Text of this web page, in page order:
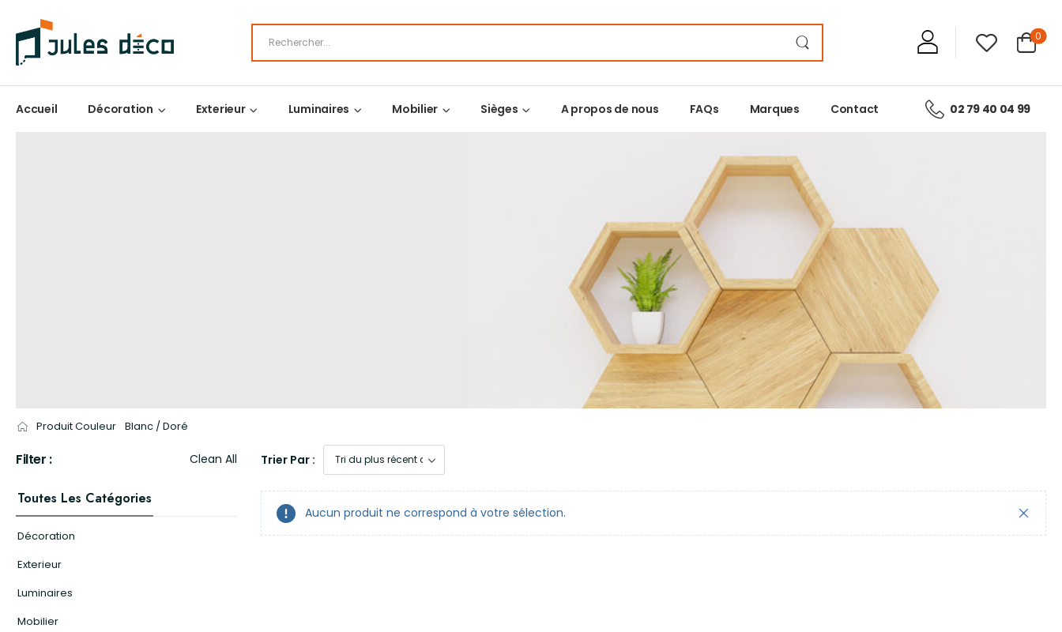
0
Accueil Décoration Exterieur Luminaires Mobilier Sièges A propos de nous FAQs Marques Contact 02 79 40 04 99
Produit Couleur Blanc / Doré
Filter : Clean All
Toutes Les Catégories
Décoration
Exterieur
Luminaires
Mobilier
Trier Par :
Aucun produit ne correspond à votre sélection.